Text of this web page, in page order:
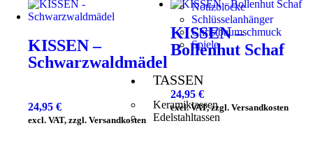
Notizblöcke
Schlüsselanhänger
Christbaumschmuck
Spiele
TASSEN
Keramiktassen
Edelstahltassen
KISSEN –
Schwarzwaldmädel
24,95 €
excl. VAT, zzgl. Versandkosten
KISSEN –
Bollenhut Schaf
24,95 €
excl. VAT, zzgl. Versandkosten